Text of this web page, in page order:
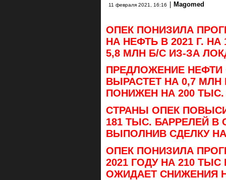
11 февраля 2021, 16:16 Magomed
ОПЕК ПОНИЗИЛА
НА НЕФТЬ В 2021 Г.
5,8 МЛН Б/С ИЗ-ЗА
ПРЕДЛОЖЕНИЕ НЕФТИ
ВЫРАСТЕТ НА 0,7 МЛН
ПОНИЖЕН НА 200
СТРАНЫ ОПЕК
181 ТЫС. БАРРЕЛЕЙ В
ВЫПОЛНИВ СДЕЛКУ НА
ОПЕК ПОНИЗИЛА
2021 ГОДУ НА 210
ОЖИДАЕТ СНИЖЕНИЯ